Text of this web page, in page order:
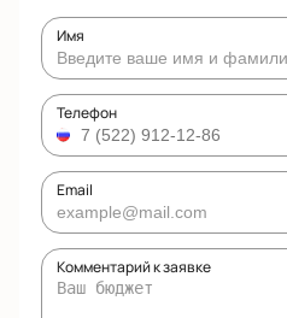
Имя
Телефон
Email
Комментарий к заявке